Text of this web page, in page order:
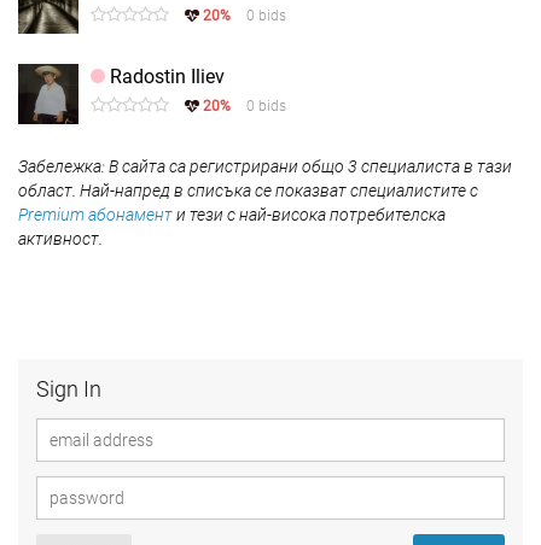
Sign In
20% 0 bids
Radostin Iliev
20% 0 bids
Забележка: В сайта са регистрирани общо 3 специалиста в тази
област. Най-напред в списъка се показват специалистите с
Premium абонаменти тези с най-висока потребителска
активност.